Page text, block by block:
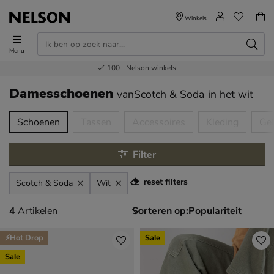
Menu
Winkels
Voor 23.00u besteld,volgende dag in huis
Gratisverzending en retour
Bestel nu,betaal later
100+ Nelson winkels
Damesschoenen vanScotch & Soda in het wit
over
Schoenen
Filter
Scotch & Soda Wit reset filters
4 artikelen
4 Artikelen Sorteren op:
⚡Hot Drop
Sale
Sale